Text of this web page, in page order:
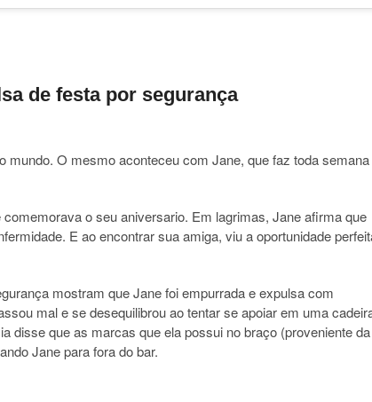
de festa por segurança
O mesmo aconteceu com Jane, que faz toda semana
o seu aniversario. Em lagrimas, Jane afirma que
E ao encontrar sua amiga, viu a oportunidade
mostram que Jane foi empurrada e expulsa com
mal e se desequilibrou ao tentar se apoiar em uma
disse que as marcas que ela possui no braço (proveniente da
Jane para fora do bar.